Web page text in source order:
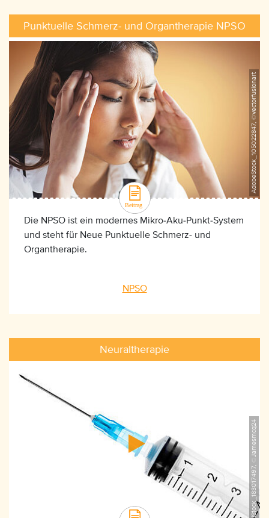
Punktuelle Schmerz- und Organtherapie NPSO
AdobeStock_105022847, ©vectorfusionart
Die NPSO ist ein modernes Mikro-Aku-Punkt-System
und steht für Neue Punktuelle Schmerz- und
Organtherapie.
NPSO
Neuraltherapie
iStock_183017497, ©Jamesmcq24